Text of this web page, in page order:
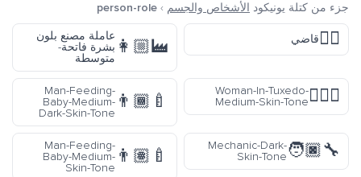
جزء من كتلة يونيكود الأشخاص والجسم ›
person-role
👨‍⚖️قاضي 👩🏼‍🏭
عاملة مصنع بلون
بشرة فاتحة-
متوسطة
🤵🏽‍♀️
Woman-In-Tuxedo-
Medium-Skin-Tone
👨🏾‍🍼
Man-Feeding-
Baby-Medium-
Dark-Skin-Tone
🧑🏿‍🔧
Mechanic-Dark-
Skin-Tone
👨🏽‍🍼
Man-Feeding-
Baby-Medium-
Skin-Tone